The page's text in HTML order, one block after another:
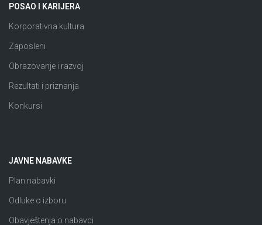
POSAO I KARIJERA
Korporativna kultura
Zaposleni
Obrazovanje i razvoj
Rezultati i priznanja
Konkursi
JAVNE NABAVKE
Plan nabavki
Odluke o izboru
Obavještenja o nabavci